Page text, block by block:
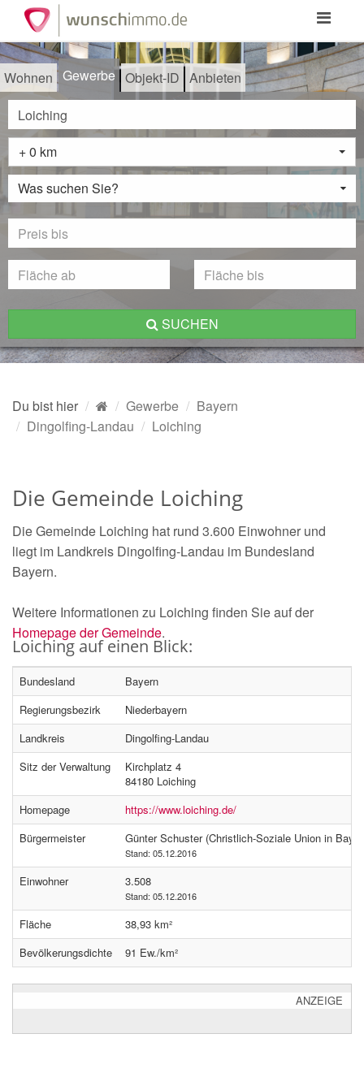
Toggle
Wohnen Gewerbe Objekt-ID Anbieten
+ 0 km
Was suchen Sie?
SUCHEN
Du bist hier Gewerbe
Bayern
Dingolfing-Landau
Loiching
Die Gemeinde Loiching
Die Gemeinde Loiching hat rund 3.600 Einwohner und
liegt im Landkreis Dingolfing-Landau im Bundesland
Bayern.
Weitere Informationen zu Loiching finden Sie auf der
Homepage der Gemeinde.
Loiching auf einen Blick:
Bundesland
Bayern
Regierungsbezirk
Niederbayern
Landkreis
Dingolfing-Landau
Sitz der Verwaltung
Kirchplatz 4
84180 Loiching
Homepage
https://www.loiching.de/
Bürgermeister
Günter Schuster (Christlich-Soziale Union in
Stand: 05.12.2016
Einwohner 3.508
Stand: 05.12.2016
Fläche
38,93 km²
Bevölkerungsdichte
91 Ew./km²
ANZEIGE